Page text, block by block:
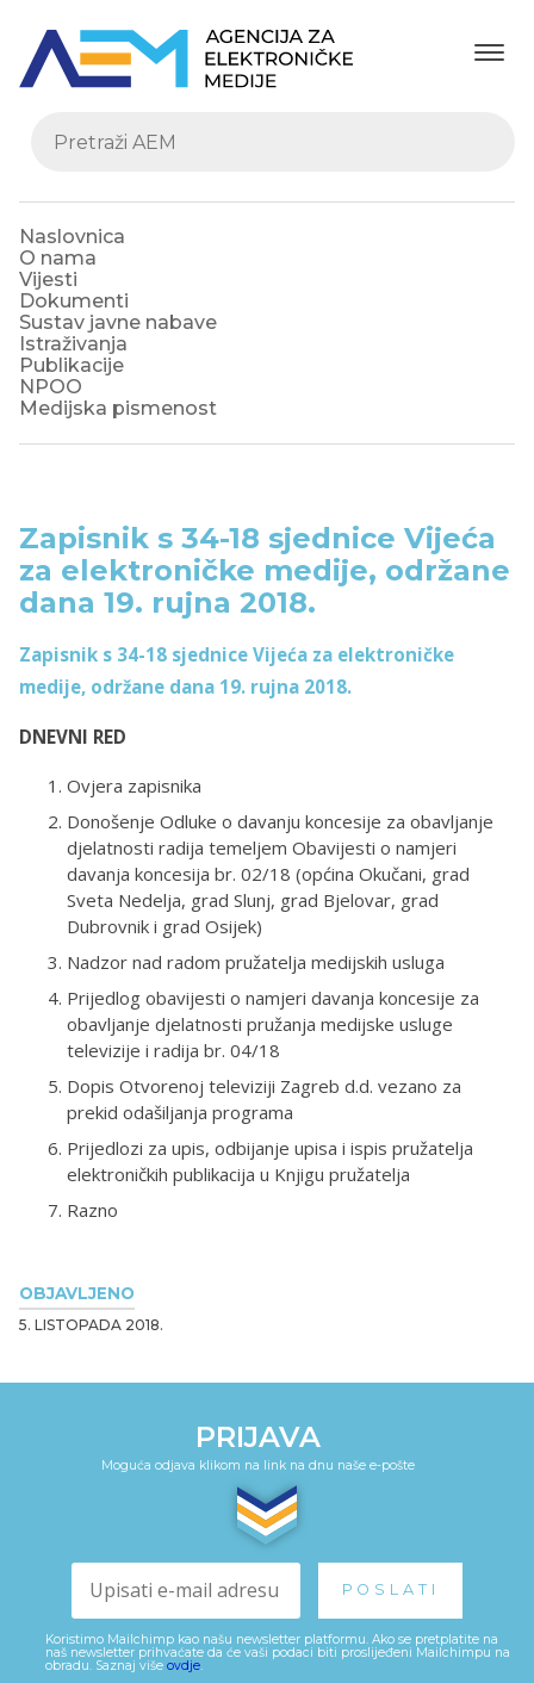
Naslovnica
O nama
Vijesti
Dokumenti
Sustav javne nabave
Istraživanja
Publikacije
NPOO
Medijska pismenost
OBJAVLJENO
5. LISTOPADA 2018.
Zapisnik s 34-18 sjednice Vijeća
za elektroničke medije, održane
dana 19. rujna 2018.
Zapisnik s 34-18 sjednice Vijeća za elektroničke
medije, održane dana 19. rujna 2018.
DNEVNI RED
Ovjera zapisnika
Donošenje Odluke o davanju koncesije za obavljanje
djelatnosti radija temeljem Obavijesti o namjeri
davanja koncesija br. 02/18 (općina Okučani, grad
Sveta Nedelja, grad Slunj, grad Bjelovar, grad
Dubrovnik i grad Osijek)
Nadzor nad radom pružatelja medijskih usluga
Prijedlog obavijesti o namjeri davanja koncesije za
obavljanje djelatnosti pružanja medijske usluge
televizije i radija br. 04/18
Dopis Otvorenoj televiziji Zagreb d.d. vezano za
prekid odašiljanja programa
Prijedlozi za upis, odbijanje upisa i ispis pružatelja
elektroničkih publikacija u Knjigu pružatelja
Razno
PRIJAVA
Moguća odjava klikom na link na dnu naše e-pošte
Koristimo Mailchimp kao našu newsletter platformu. Ako se pretplatite na
naš newsletter prihvaćate da će vaši podaci biti proslijeđeni Mailchimpu na
obradu. Saznaj više ovdje.